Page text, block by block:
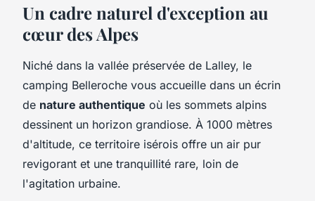
Un cadre naturel d'exception au
cœur des Alpes
Niché dans la vallée préservée de Lalley, le
camping Belleroche vous accueille dans un écrin
de nature authentique où les sommets alpins
dessinent un horizon grandiose. À 1000 mètres
d'altitude, ce territoire isérois offre un air pur
revigorant et une tranquillité rare, loin de
l'agitation urbaine.